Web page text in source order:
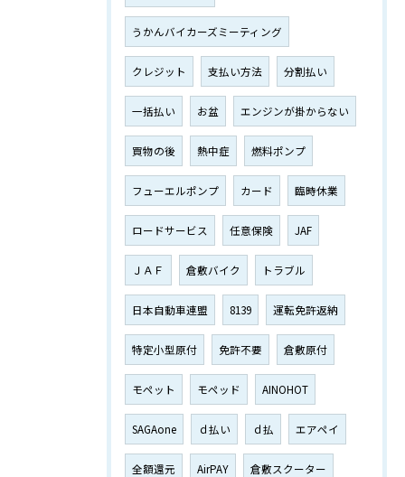
うかんバイカーズミーティング
クレジット 支払い方法 分割払い
一括払い お盆 エンジンが掛からない
買物の後 熱中症 燃料ポンプ
フューエルポンプ カード 臨時休業
ロードサービス 任意保険 JAF
ＪＡＦ 倉敷バイク トラブル
日本自動車連盟 8139 運転免許返納
特定小型原付 免許不要 倉敷原付
モペット モペッド AINOHOT
SAGAone ｄ払い ｄ払 エアペイ
全額還元 AirPAY 倉敷スクーター